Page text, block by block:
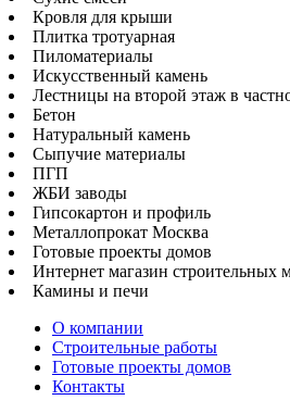
Кровля для крыши
Плитка тротуарная
Пиломатериалы
Искусственный камень
Лестницы на второй этаж в
Бетон
Натуральный камень
Сыпучие материалы
ПГП
ЖБИ заводы
Гипсокартон и профиль
Металлопрокат Москва
Готовые проекты домов
Интернет магазин строительных
Камины и печи
О компании
Строительные работы
Готовые проекты домов
Контакты